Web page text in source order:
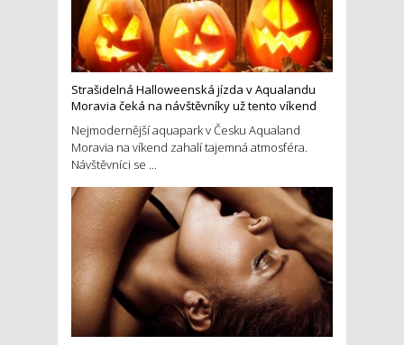
Strašidelná Halloweenská jízda v Aqualandu
Moravia čeká na návštěvníky už tento víkend
Nejmodernější aquapark v Česku Aqualand
Moravia na víkend zahalí tajemná atmosféra.
Návštěvníci se ...